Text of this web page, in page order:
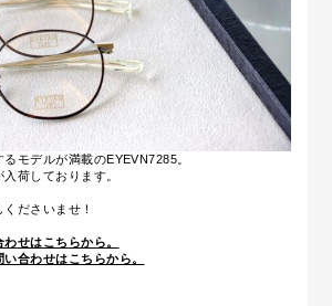
モデルが満載のEYEVN7285。
荷しております。
ださいませ！
せはこちらから。
合わせはこちらから。